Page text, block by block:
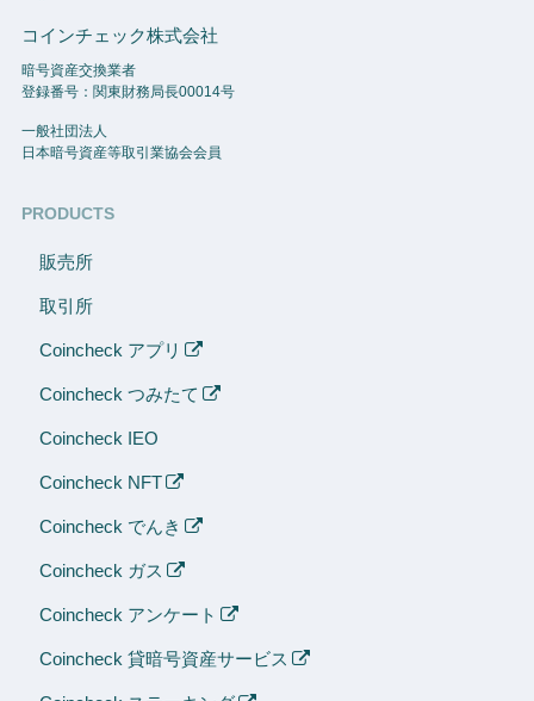
コインチェック株式会社
暗号資産交換業者
登録番号：関東財務局長00014号
一般社団法人
日本暗号資産等取引業協会会員
PRODUCTS
販売所
取引所
Coincheck アプリ
Coincheck つみたて
Coincheck IEO
Coincheck NFT
Coincheck でんき
Coincheck ガス
Coincheck アンケート
Coincheck 貸暗号資産サービス